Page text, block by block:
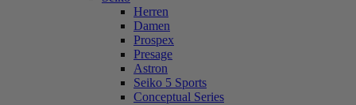
Herren
Damen
Prospex
Presage
Astron
Seiko 5 Sports
Conceptual Series